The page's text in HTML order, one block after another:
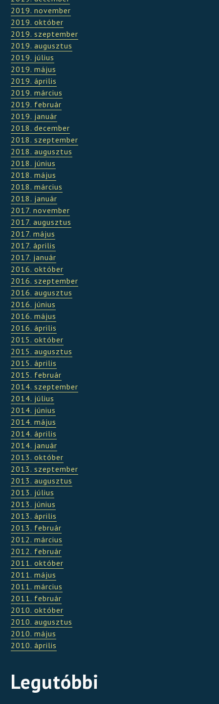
2019. november
2019. október
2019. szeptember
2019. augusztus
2019. július
2019. május
2019. április
2019. március
2019. február
2019. január
2018. december
2018. szeptember
2018. augusztus
2018. június
2018. május
2018. március
2018. január
2017. november
2017. augusztus
2017. május
2017. április
2017. január
2016. október
2016. szeptember
2016. augusztus
2016. június
2016. május
2016. április
2015. október
2015. augusztus
2015. április
2015. február
2014. szeptember
2014. július
2014. június
2014. május
2014. április
2014. január
2013. október
2013. szeptember
2013. augusztus
2013. július
2013. június
2013. április
2013. február
2012. március
2012. február
2011. október
2011. május
2011. március
2011. február
2010. október
2010. augusztus
2010. május
2010. április
Legutóbbi